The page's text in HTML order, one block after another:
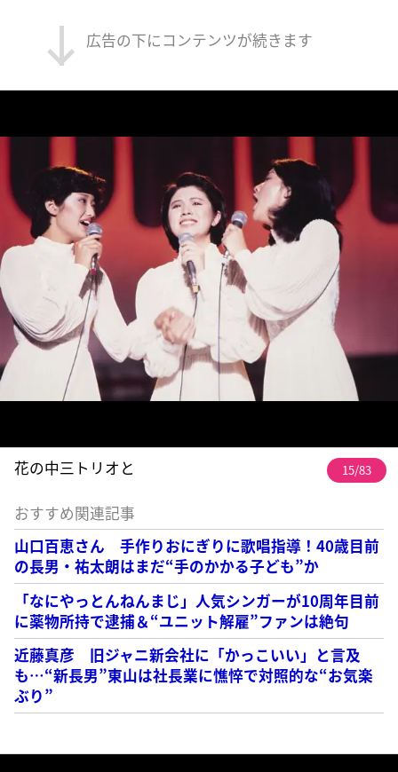
広告の下にコンテンツが続きます
花の中三トリオと 15/83
おすすめ関連記事
山口百恵さん 手作りおにぎりに歌唱指導！40歳目前
の長男・祐太朗はまだ“手のかかる子ども”か
「なにやっとんねんまじ」人気シンガーが10周年目前
に薬物所持で逮捕＆“ユニット解雇”ファンは絶句
近藤真彦 旧ジャニ新会社に「かっこいい」と言及
も…“新長男”東山は社長業に憔悴で対照的な“お気楽
ぶり”